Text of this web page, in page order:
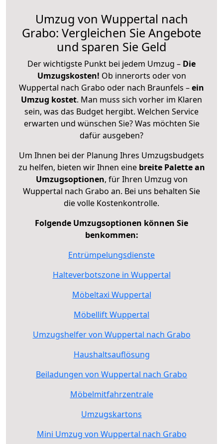
Umzug von Wuppertal nach
Grabo: Vergleichen Sie Angebote
und sparen Sie Geld
Der wichtigste Punkt bei jedem Umzug – Die
Umzugskosten! Ob innerorts oder von
Wuppertal nach Grabo oder nach Braunfels –ein
Umzug kostet. Man muss sich vorher im Klaren
sein, was das Budget hergibt. Welchen Service
erwarten und wünschen Sie? Was möchten Sie
dafür ausgeben?
Um Ihnen bei der Planung Ihres Umzugsbudgets
zu helfen, bieten wir Ihnen eine breite Palette an
Umzugsoptionen, für Ihren Umzug von
Wuppertal nach Grabo an. Bei uns behalten Sie
die volle Kostenkontrolle.
Folgende Umzugsoptionen können Sie
benkommen:
Entrümpelungsdienste
Halteverbotszone in Wuppertal
Möbeltaxi Wuppertal
Möbellift Wuppertal
Umzugshelfer von Wuppertal nach Grabo
Haushaltsauflösung
Beiladungen von Wuppertal nach Grabo
Möbelmitfahrzentrale
Umzugskartons
Mini Umzug von Wuppertal nach Grabo